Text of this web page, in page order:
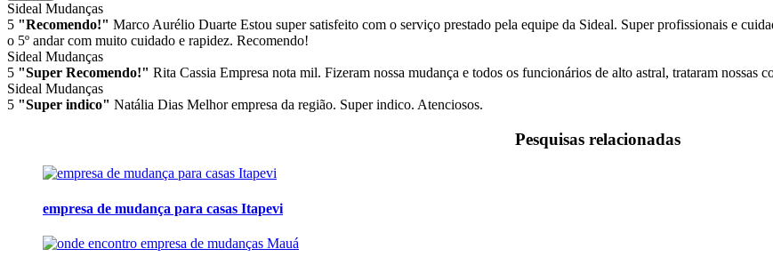
Sideal Mudanças
5 "Recomendo!" Marco Aurélio Duarte Estou super satisfeito com o serviço prestado pela equipe da Sideal. Super profissionais e
o 5º andar com muito cuidado e rapidez. Recomendo!
Sideal Mudanças
5 "Super Recomendo!" Rita Cassia Empresa nota mil. Fizeram nossa mudança e todos os funcionários de alto astral, trataram
Sideal Mudanças
5 "Super indico" Natália Dias Melhor empresa da região. Super indico. Atenciosos.
Pesquisas relacionadas
empresa de mudança para casas Itapevi